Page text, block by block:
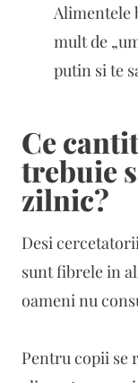
Alimentele
mult de
putin si te
Ce
trebuie
zilnic?
Desi
sunt fibrele in
oameni nu
Pentru copii se